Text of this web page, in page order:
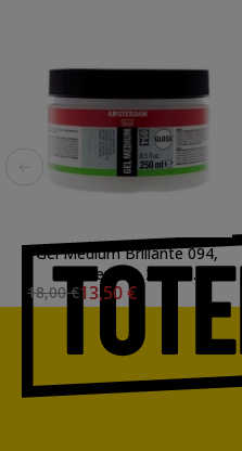
Gel Medium Brillante 094,
Amsterdam 250 ml.
18,00 €13,50 €